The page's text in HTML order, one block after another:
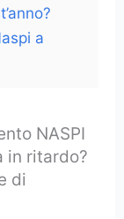
a
NASPI
in ritardo?
di